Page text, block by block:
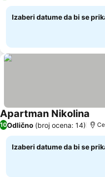
Izaberi datume da bi se
Apartman Nikolina
10Odlično (broj ocena: 14)
Izaberi datume da bi se